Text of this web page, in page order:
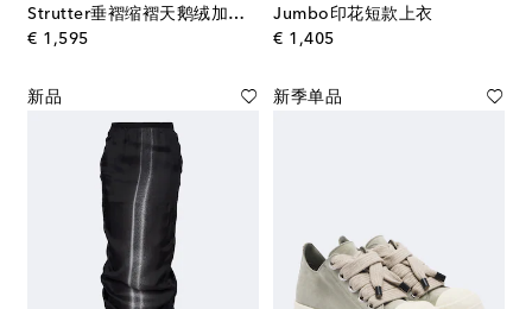
Strutter垂褶缩褶天鹅绒加长连衣裙
€ 1,595original price
Jumbo印花短款上衣
€ 1,405original price
新品 新季单品